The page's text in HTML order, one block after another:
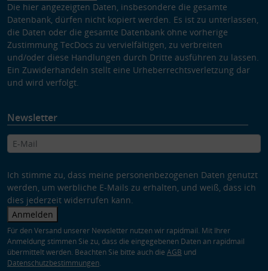
Die hier angezeigten Daten, insbesondere die gesamte
Datenbank, dürfen nicht kopiert werden. Es ist zu unterlassen,
die Daten oder die gesamte Datenbank ohne vorherige
Zustimmung TecDocs zu vervielfältigen, zu verbreiten
und/oder diese Handlungen durch Dritte ausführen zu lassen.
Ein Zuwiderhandeln stellt eine Urheberrechtsverletzung dar
und wird verfolgt.
Newsletter
Ich stimme zu, dass meine personenbezogenen Daten genutzt
werden, um werbliche E-Mails zu erhalten, und weiß, dass ich
dies jederzeit widerrufen kann.
Anmelden
Für den Versand unserer Newsletter nutzen wir rapidmail. Mit Ihrer
Anmeldung stimmen Sie zu, dass die eingegebenen Daten an rapidmail
übermittelt werden. Beachten Sie bitte auch die AGB und
Datenschutzbestimmungen.